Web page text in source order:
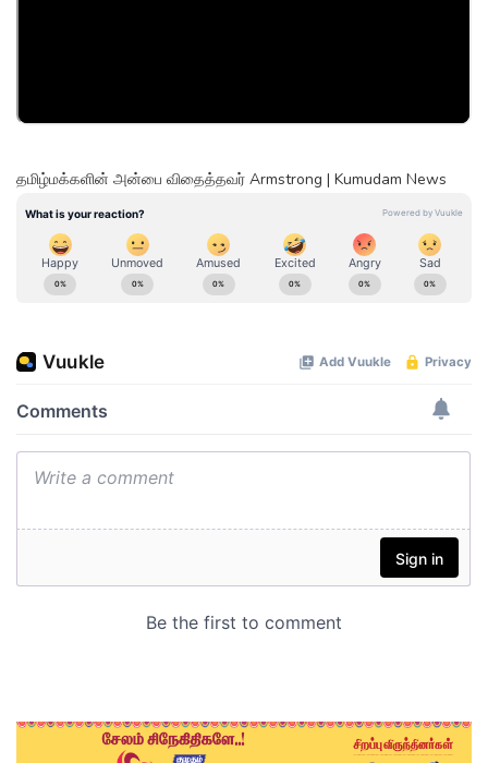
தமிழ்மக்களின் அன்பை விதைத்தவர் Armstrong | Kumudam News